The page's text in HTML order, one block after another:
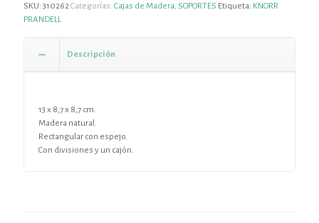
SKU: 310262 Categorías: Cajas de Madera SOPORTES Etiqueta: KNORR
PRANDELL
Descripción
13 x 8,7 x 8,7 cm.
Madera natural.
Rectangular con espejo.
Con divisiones y un cajón.